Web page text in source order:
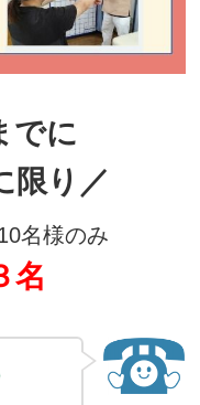
でに
限り／
名様のみ
名